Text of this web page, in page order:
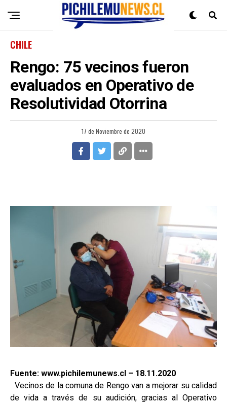
CHILE
Rengo: 75 vecinos fueron
evaluados en Operativo de
Resolutividad Otorrina
17 de Noviembre de 2020
Fuente: www.pichilemunews.cl – 18.11.2020
Vecinos de la comuna de Rengo van a mejorar su calidad
de vida a través de su audición, gracias al Operativo